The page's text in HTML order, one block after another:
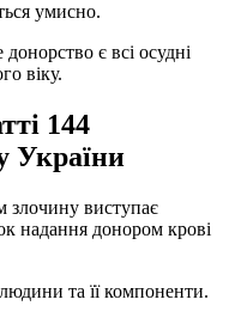
умисно.
є всі осудні
віку.
144
України
злочину виступає
надання донором крові
та її компоненти.